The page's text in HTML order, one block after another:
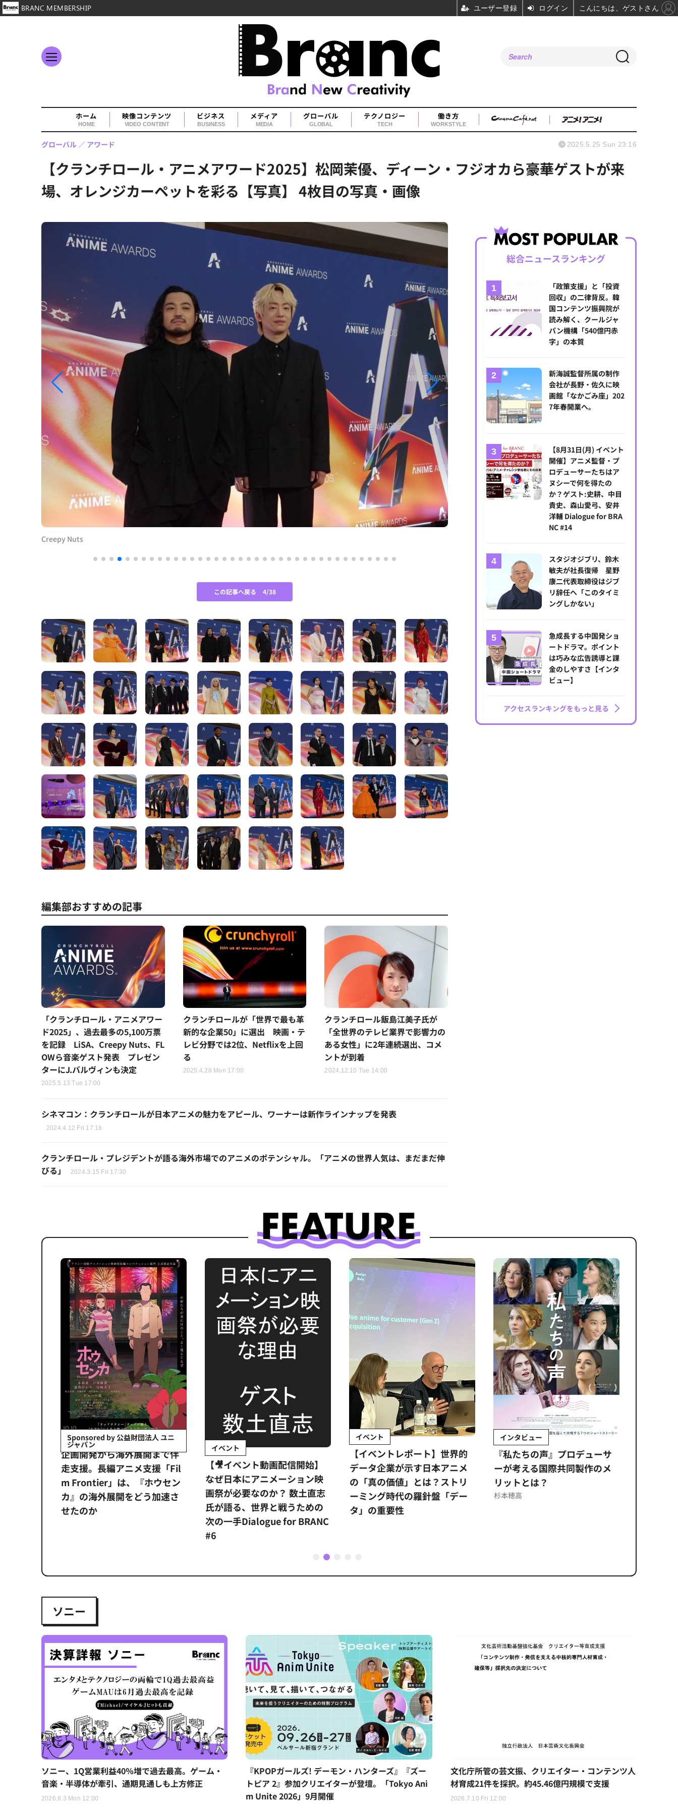
ホーム
HOME
映像コンテンツ
VIDEO CONTENT
ビジネス
BUSINESS
メディア
MEDIA
グローバル
GLOBAL
テクノロジー
TECH
働き方
WORKSTYLE
【クランチロール・アニメアワード2025】松岡茉優、ディーン・フジオカら豪華ゲストが来
場、オレンジカーペットを彩る【写真】 4枚目の写真・画像
グローバル アワード 2025.5.25 Sun 23:16
Creepy Nuts
この記事へ戻る 4/38
編集部おすすめの記事
「クランチロール・アニメアワー
ド2025」、過去最多の5,100万票
を記録 LiSA、Creepy Nuts、FL
OWら音楽ゲスト発表 プレゼン
ターにJ.バルヴィンも決定
2025.5.13 Tue 17:00
クランチロールが「世界で最も革
新的な企業50」に選出 映画・テ
レビ分野では2位、Netflixを上回
る
2025.4.28 Mon 17:00
クランチロール飯島江美子氏が
「全世界のテレビ業界で影響力の
ある女性」に2年連続選出、コメ
ントが到着
2024.12.10 Tue 14:00
シネマコン：クランチロールが日本アニメの魅力をアピール、ワーナーは新作ラインナップを発表
2024.4.12 Fri 17:18
クランチロール・プレジデントが語る海外市場でのアニメのポテンシャル。「アニメの世界人気は、まだまだ伸
びる」
2024.3.15 Fri 17:30
総合ニュースランキング
「政策支援」と「投資
回収」の二律背反。韓
国コンテンツ振興院が
読み解く、クールジャ
パン機構「540億円赤
字」の本質
新海誠監督所属の制作
会社が長野・佐久に映
画館「なかごみ座」202
7年春開業へ。
【8月31日(月) イベント
開催】アニメ監督・プ
ロデューサーたちはア
ヌシーで何を得たの
か？ゲスト:史耕、中目
貴史、森山愛弓、安井
洋輔 Dialogue for BRA
NC #14
スタジオジブリ、鈴木
敏夫が社長復帰 星野
康二代表取締役はジブ
リ辞任へ「このタイミ
ングしかない」
急成長する中国発ショ
ートドラマ。ポイント
は巧みな広告誘導と課
金のしやすさ【インタ
ビュー】
アクセスランキングをもっと見る
Sponsored by 公益財団法人 ユニ
ジャパン
企画開発から海外展開まで伴
走支援。長編アニメ支援「Fil
m Frontier」は、『ホウセン
カ』の海外展開をどう加速さ
せたのか
イベント
【🎥イベント動画配信開始】
なぜ日本にアニメーション映
画祭が必要なのか？ 数土直志
氏が語る、世界と戦うための
次の一手Dialogue for BRANC
#6
イベント
【イベントレポート】世界的
データ企業が示す日本アニメ
の「真の価値」とは？ストリ
ーミング時代の羅針盤「デー
タ」の重要性
インタビュー
『私たちの声』プロデューサ
ーが考える国際共同製作のメ
リットとは？
杉本穂高
1 2
ソニー
ソニー、1Q営業利益40％増で過去最高。ゲーム・
音楽・半導体が牽引、通期見通しも上方修正
2026.8.3 Mon 12:00
『KPOPガールズ! デーモン・ハンターズ』『ズー
トピア 2』参加クリエイターが登壇。「Tokyo Ani
m Unite 2026」9月開催
文化庁所管の芸文振、クリエイター・コンテンツ人
材育成21件を採択。約45.46億円規模で支援
2026.7.10 Fri 12:00
BRANC MEMBERSHIP ユーザー登録 ログイン こんにちは、ゲストさん